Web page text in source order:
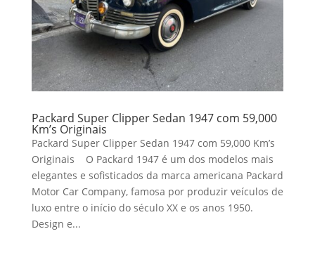
Packard Super Clipper Sedan 1947 com 59,000
Km’s Originais
Packard Super Clipper Sedan 1947 com 59,000 Km’s
Originais O Packard 1947 é um dos modelos mais
elegantes e sofisticados da marca americana Packard
Motor Car Company, famosa por produzir veículos de
luxo entre o início do século XX e os anos 1950.
Design e...